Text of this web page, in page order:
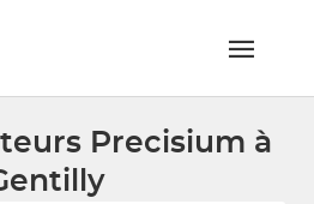
Precisium à